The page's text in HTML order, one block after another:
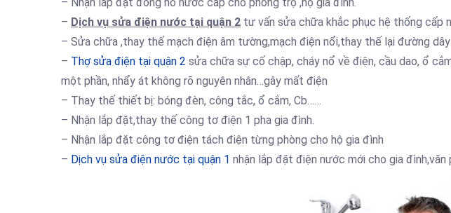
– Dịch vụ sửa điện nước tại quận 2 tư vấn sửa chữa khắc phục hệ thống cấp
– Sửa chữa ,thay thế mạch điện âm tường,mạch điện nổi,thay thế lại đường dây
– Thợ sửa điện tại quận 2 sửa chữa sự cố chập, cháy nổ về điện, cầu dao, ổ
một phần, nhẩy át không rõ nguyên nhân…gây mất điện
– Thay thế thiết bị: bóng đèn, công tắc, ổ cắm, Cb……
– Nhận lắp đặt,thay thế công tơ điện 1 pha gia đình.
– Nhận lắp đặt công tơ điện tách điện từng phòng cho hộ gia đình
– Dịch vụ sửa điện nước tại quận 1 nhận lắp đặt điện nước mới cho gia đình,văn